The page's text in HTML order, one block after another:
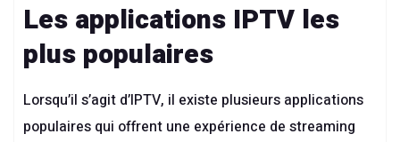
Les applications IPTV les
plus populaires
Lorsqu’il s’agit d’IPTV, il existe plusieurs applications
populaires qui offrent une expérience de streaming